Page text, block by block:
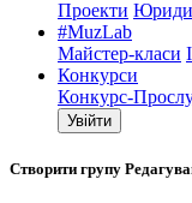
Проекти
#MuzLab
Майстер-класи
Конкурси
Конкурс-
Увійти
Створити групу